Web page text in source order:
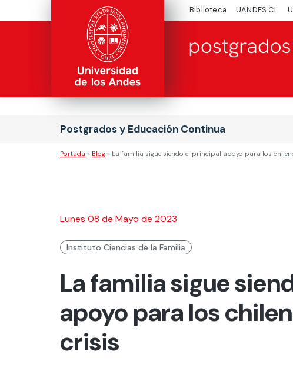
Biblioteca UANDES.CL
Postgrados y Educación Continua
Portada » Blog » La familia sigue siendo el principal apoyo para los
Lunes 08 de Mayo de 2023
Instituto Ciencias de la Familia
La familia sigue
apoyo para los
crisis